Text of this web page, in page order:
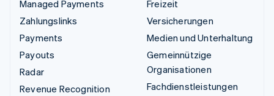
Managed Payments
Zahlungslinks
Payments
Payouts
Radar
Revenue Recognition
Freizeit
Versicherungen
Medien und Unterhaltung
Gemeinnützige
Organisationen
Fachdienstleistungen